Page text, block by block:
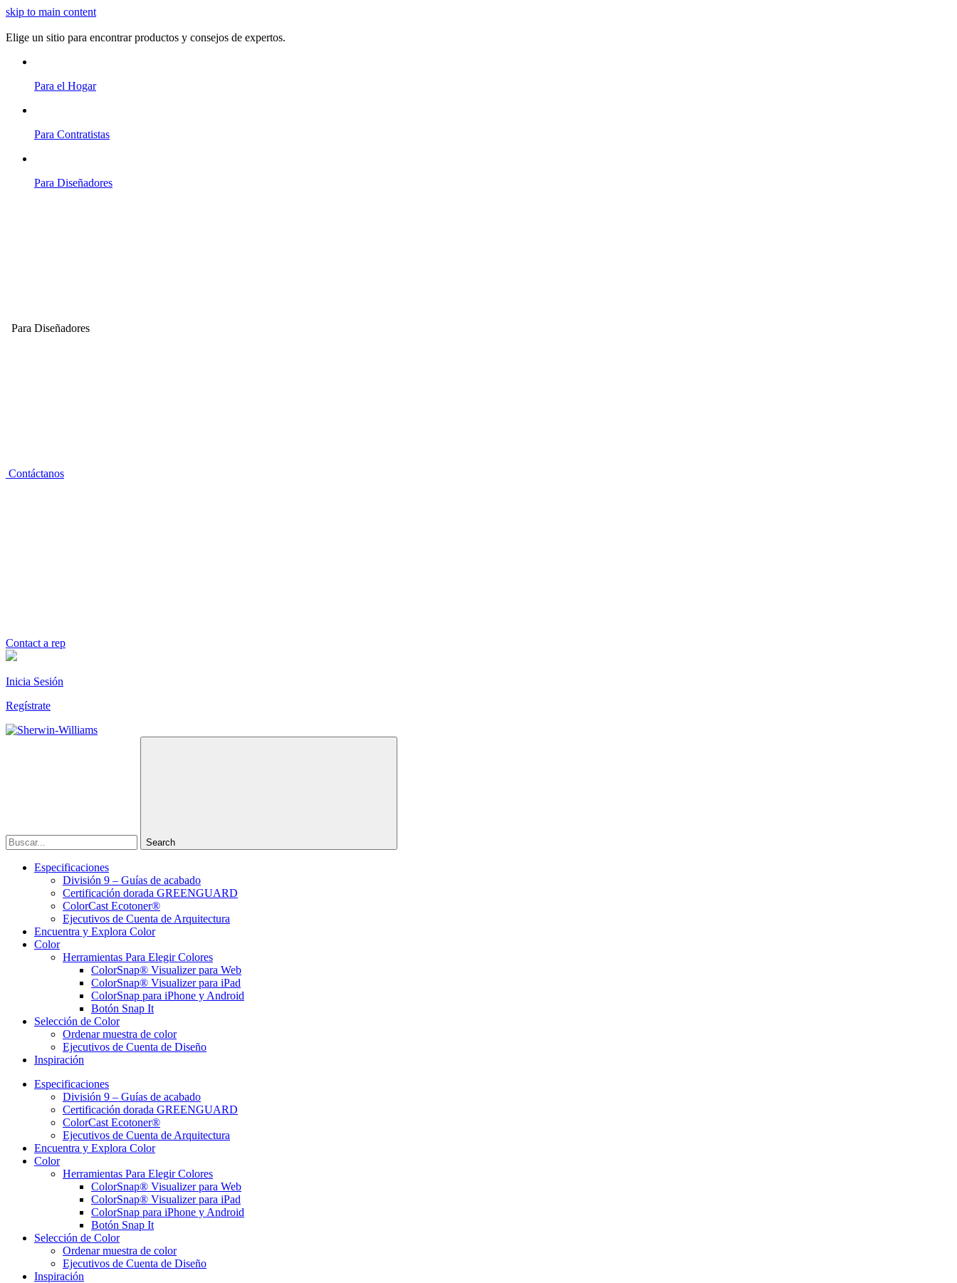
skip to main content
Elige un sitio para encontrar productos y consejos de expertos.
Para el Hogar
Para Contratistas
Para Diseñadores
Para Diseñadores
Contáctanos
Contact a rep
Inicia Sesión
Regístrate
Search
Especificaciones
División 9 – Guías de acabado
Certificación dorada GREENGUARD
ColorCast Ecotoner®
Ejecutivos de Cuenta de Arquitectura
Encuentra y Explora Color
Color
Herramientas Para Elegir Colores
ColorSnap® Visualizer para Web
ColorSnap® Visualizer para iPad
ColorSnap para iPhone y Android
Botón Snap It
Selección de Color
Ordenar muestra de color
Ejecutivos de Cuenta de Diseño
Inspiración
Especificaciones
División 9 – Guías de acabado
Certificación dorada GREENGUARD
ColorCast Ecotoner®
Ejecutivos de Cuenta de Arquitectura
Encuentra y Explora Color
Color
Herramientas Para Elegir Colores
ColorSnap® Visualizer para Web
ColorSnap® Visualizer para iPad
ColorSnap para iPhone y Android
Botón Snap It
Selección de Color
Ordenar muestra de color
Ejecutivos de Cuenta de Diseño
Inspiración